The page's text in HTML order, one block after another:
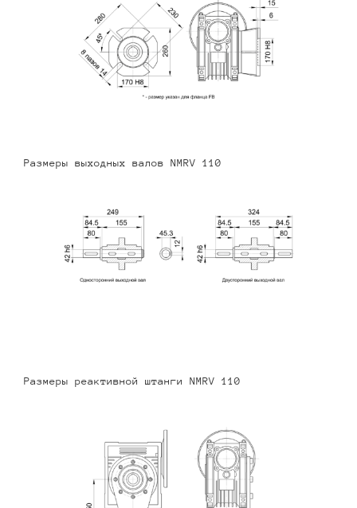
Размеры выходных валов NMRV 110
Размеры реактивной штанги NMRV 110